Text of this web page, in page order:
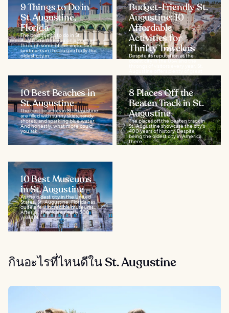
9 Things to Do in
St. Augustine,
Florida
The best things to do in St.
Augustine take you on a journey
through some of the important
landmarks in this purportedly the
oldest city in...
Budget-Friendly St.
Augustine: 10
Affordable
Activities for
Thrifty Travelers
Despite its reputation as the
oldest city in the USA and the
things to...
10 Best Beaches in
St. Augustine
The best beaches in St. Augustine
are filled with sunny skies, sandy
shores, and sparkling blue water.
And honestly, what more could
you ask...
8 Places Off the
Beaten Track in St.
Augustine
The places off the beaten track in
St. Augustine showcase the city's
400 years of history. Despite
being the oldest city in America,
there...
10 Best Museums
in St. Augustine
As the oldest city in the United
States, St. Augustine, Florida has
quite a few incredible museums.
After all, there are nearly 500
years of...
กินอะไรที่ไหนดีใน St. Augustine